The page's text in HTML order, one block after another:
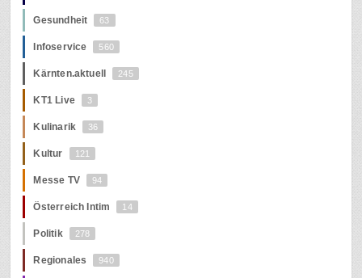
Gesundheit 63
Infoservice 560
Kärnten.aktuell 245
KT1 Live 3
Kulinarik 36
Kultur 121
Messe TV 94
Österreich Intim 14
Politik 278
Regionales 940